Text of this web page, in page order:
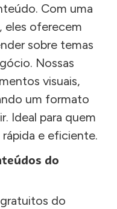
Com uma
eles oferecem
sobre temas
Nossas
visuais,
um formato
Ideal para quem
e eficiente.
do
do